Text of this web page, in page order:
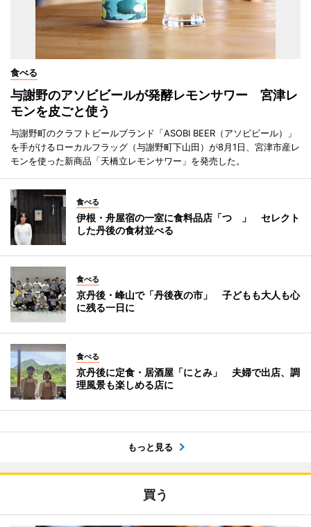
食べる
与謝野のアソビビールが発酵レモンサワー 宮津レ
モンを皮ごと使う
与謝野町のクラフトビールブランド「ASOBI BEER（アソビビール）」
を手がけるローカルフラッグ（与謝野町下山田）が8月1日、宮津市産レ
モンを使った新商品「天橋立レモンサワー」を発売した。
食べる
伊根・舟屋宿の一室に食料品店「つゝ」 セレクト
した丹後の食材並べる
食べる
京丹後・峰山で「丹後夜の市」 子どもも大人も心
に残る一日に
食べる
京丹後に定食・居酒屋「にとみ」 夫婦で出店、調
理風景も楽しめる店に
もっと見る
買う